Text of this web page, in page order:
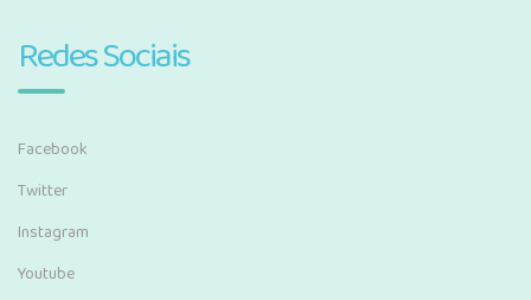
Redes Sociais
Facebook
Twitter
Instagram
Youtube